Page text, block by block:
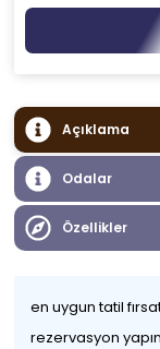
Açıklama
Odalar
Özellikler
en uygun tatil
rezervasyon